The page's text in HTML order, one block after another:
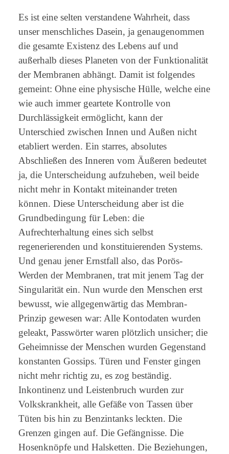
Es ist eine selten verstandene Wahrheit, dass
unser menschliches Dasein, ja genaugenommen
die gesamte Existenz des Lebens auf und
außerhalb dieses Planeten von der Funktionalität
der Membranen abhängt. Damit ist folgendes
gemeint: Ohne eine physische Hülle, welche eine
wie auch immer geartete Kontrolle von
Durchlässigkeit ermöglicht, kann der
Unterschied zwischen Innen und Außen nicht
etabliert werden. Ein starres, absolutes
Abschließen des Inneren vom Äußeren bedeutet
ja, die Unterscheidung aufzuheben, weil beide
nicht mehr in Kontakt miteinander treten
können. Diese Unterscheidung aber ist die
Grundbedingung für Leben: die
Aufrechterhaltung eines sich selbst
regenerierenden und konstituierenden Systems.
Und genau jener Ernstfall also, das Porös-
Werden der Membranen, trat mit jenem Tag der
Singularität ein. Nun wurde den Menschen erst
bewusst, wie allgegenwärtig das Membran-
Prinzip gewesen war: Alle Kontodaten wurden
geleakt, Passwörter waren plötzlich unsicher; die
Geheimnisse der Menschen wurden Gegenstand
konstanten Gossips. Türen und Fenster gingen
nicht mehr richtig zu, es zog beständig.
Inkontinenz und Leistenbruch wurden zur
Volkskrankheit, alle Gefäße von Tassen über
Tüten bis hin zu Benzintanks leckten. Die
Grenzen gingen auf. Die Gefängnisse. Die
Hosenknöpfe und Halsketten. Die Beziehungen,